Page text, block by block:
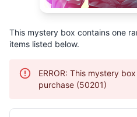
This mystery box contains one
items listed below.
ERROR: This mystery
purchase (50201)